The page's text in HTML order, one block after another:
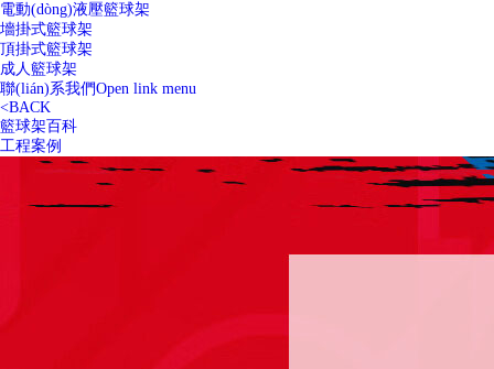
電動(dòng)液壓籃球架
墻掛式籃球架
頂掛式籃球架
成人籃球架
聯(lián)系我們Open link menu
<BACK
籃球架百科
工程案例